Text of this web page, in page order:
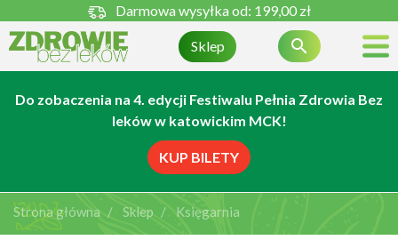
Darmowa wysyłka od: 199,00 zł
Sklep 
Do zobaczenia na 4. edycji Festiwalu Pełnia Zdrowia Bez
leków w katowickim MCK!
KUP BILETY
Strona główna Sklep Księgarnia